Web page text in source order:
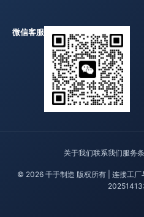
微信客服
关于我们联系我们服务
© 2026 千手制造 版权所有 | 连接工厂